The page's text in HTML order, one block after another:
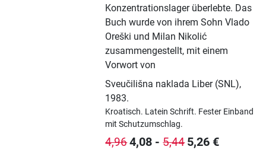
Konzentrationslager überlebte. Das
Buch wurde von ihrem Sohn Vlado
Oreški und Milan Nikolić
zusammengestellt, mit einem
Vorwort von
Sveučilišna naklada Liber (SNL),
1983.
Kroatisch. Latein Schrift. Fester Einband
mit Schutzumschlag.
4,964,08 -5,44 5,26 €